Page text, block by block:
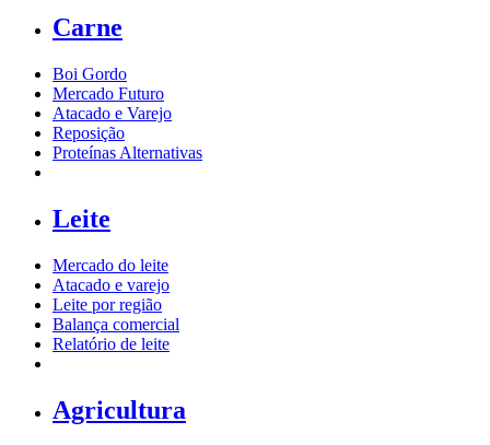
Carne
Boi Gordo
Mercado Futuro
Atacado e Varejo
Reposição
Proteínas Alternativas
Leite
Mercado do leite
Atacado e varejo
Leite por região
Balança comercial
Relatório de leite
Agricultura